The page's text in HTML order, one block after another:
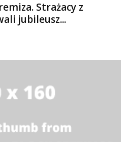
Strażacy z
jubileusz...